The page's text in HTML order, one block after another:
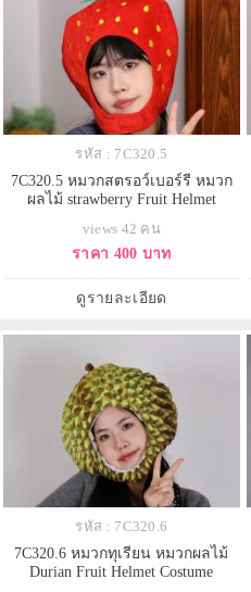
รหัส : 7C320.5
7C320.5 หมวกสตรอว์เบอร์รี หมวก
ผลไม้ strawberry Fruit Helmet
views 42 คน
ราคา 400 บาท
ดูรายละเอียด
รหัส : 7C320.6
7C320.6 หมวกทุเรียน หมวกผลไม้
Durian Fruit Helmet Costume